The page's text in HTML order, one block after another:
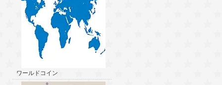
ワールドコイン